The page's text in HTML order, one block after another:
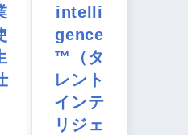
intelli
gence
™（タ
レント
インテ
リジェ